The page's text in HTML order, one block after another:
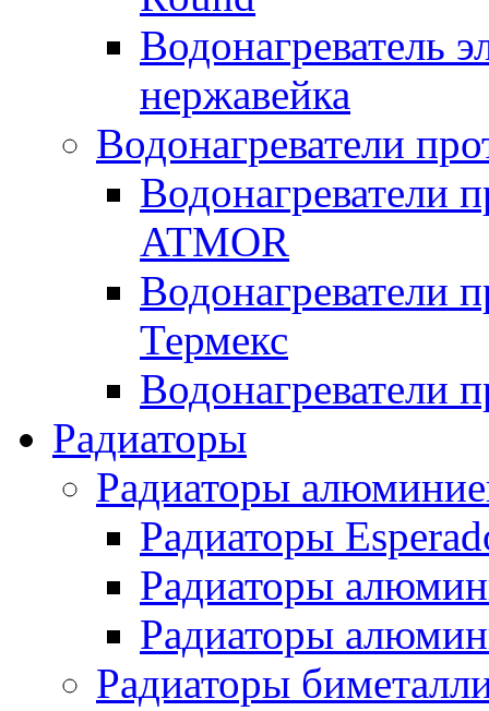
Водонагреватель
нержавейка
Водонагреватели
Водонагреватели
ATMOR
Водонагреватели
Термекс
Водонагреватели
Радиаторы
Радиаторы
Радиаторы
Радиаторы
Радиаторы
Радиаторы